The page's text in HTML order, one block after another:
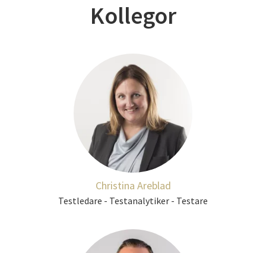
Kollegor
Christina Areblad
Testledare - Testanalytiker - Testare